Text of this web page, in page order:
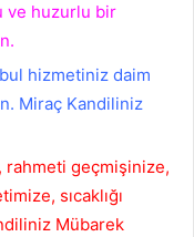
ve huzurlu bir
hizmetiniz daim
Miraç Kandiliniz
geçmişinize,
sıcaklığı
Mübarek